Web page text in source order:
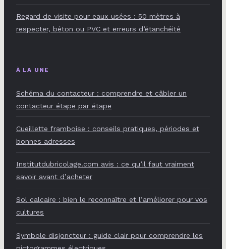
Regard de visite pour eaux usées : 50 mètres à
respecter, béton ou PVC et erreurs d’étanchéité
À LA UNE
Schéma du contacteur : comprendre et câbler un
contacteur étape par étape
Cueillette framboise : conseils pratiques, périodes et
bonnes adresses
Institutdubricolage.com avis : ce qu’il faut vraiment
savoir avant d’acheter
Sol calcaire : bien le reconnaître et l’améliorer pour vos
cultures
Symbole disjoncteur : guide clair pour comprendre les